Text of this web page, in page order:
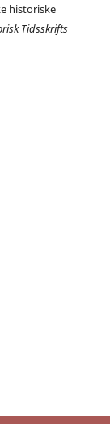
historiske
Tidsskrifts